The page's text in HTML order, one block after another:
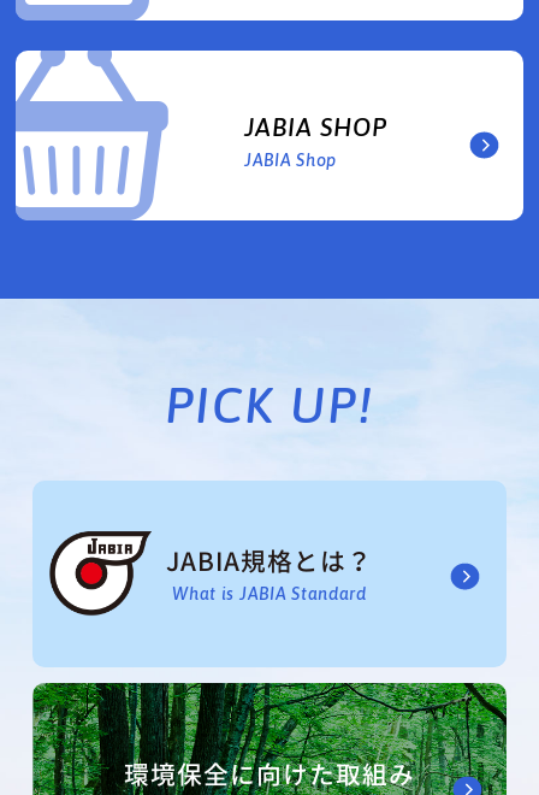
JABIA SHOP
JABIA Shop
PICK UP!
JABIA規格とは？
What is JABIA Standard
環境保全に向けた取組み